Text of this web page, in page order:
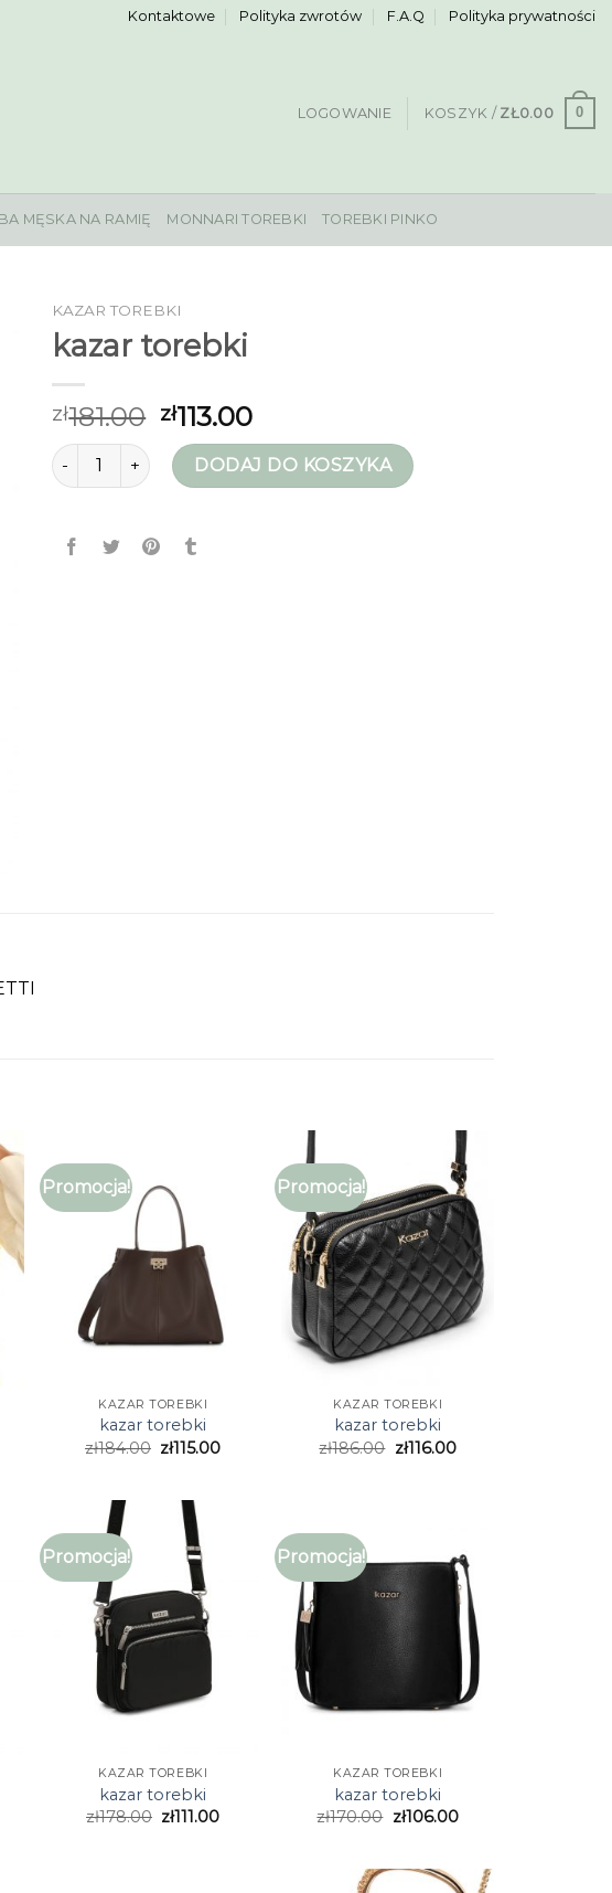
Kontaktowe Polityka zwrotów F.A.Q Polityka prywatności
LOGOWANIE KOSZYK / ZŁ0.00 0
MĘSKA NA RAMIĘ MONNARI TOREBKI TOREBKI PINKO
KAZAR TOREBKI
kazar torebki
zł181.00 zł113.00
ilość kazar torebkiDODAJ DO KOSZYKA
Promocja!
KAZAR TOREBKI
kazar torebki
zł184.00 zł115.00
Promocja!
KAZAR TOREBKI
kazar torebki
zł186.00 zł116.00
Promocja!
KAZAR TOREBKI
kazar torebki
zł178.00 zł111.00
Promocja!
KAZAR TOREBKI
kazar torebki
zł170.00 zł106.00